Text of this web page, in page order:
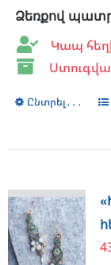
Ձեռքով
Կապ
Ընտրել․․․